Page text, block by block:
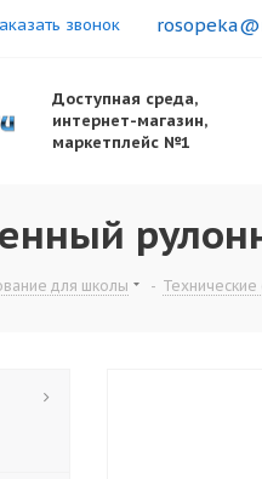
звонок
Доступная среда,
интернет-магазин,
маркетплейс №1
для школы - Технические